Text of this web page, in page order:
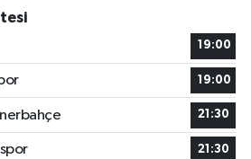
19:00
19:00
21:30
21:30